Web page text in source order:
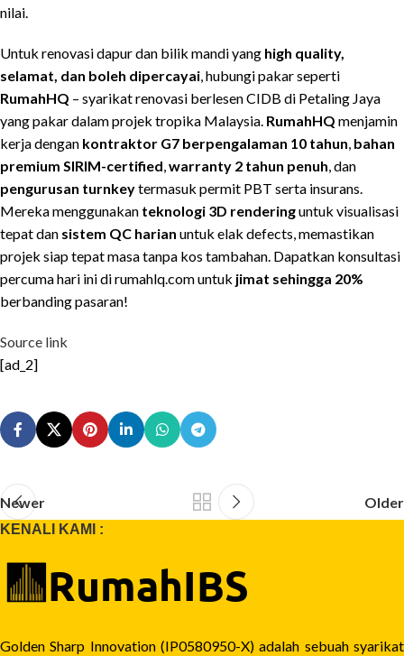
nilai.
Untuk renovasi dapur dan bilik mandi yang high quality,
selamat, dan boleh dipercayai, hubungi pakar seperti
RumahHQ – syarikat renovasi berlesen CIDB di Petaling Jaya
yang pakar dalam projek tropika Malaysia. RumahHQ menjamin
kerja dengan kontraktor G7 berpengalaman 10 tahun, bahan
premium SIRIM-certified,warranty 2 tahun penuh, dan
pengurusan turnkeytermasuk permit PBT serta insurans.
Mereka menggunakan teknologi 3D renderinguntuk visualisasi
tepat dan sistem QC harian untuk elak defects, memastikan
projek siap tepat masa tanpa kos tambahan. Dapatkan konsultasi
percuma hari ini di rumahlq.com untuk jimat sehingga 20%
berbanding pasaran!
Source link
[ad_2]
Newer Older
KENALI KAMI :
Golden Sharp Innovation (IP0580950-X) adalah sebuah syarikat